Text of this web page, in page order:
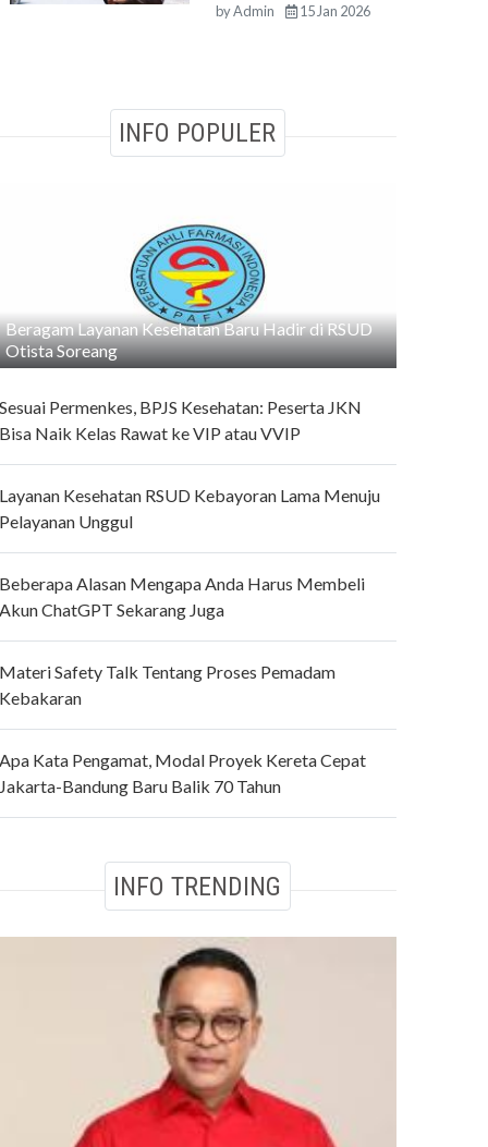
byAdmin 15 Jan 2026
INFO POPULER
Beragam Layanan Kesehatan Baru Hadir di RSUD
Otista Soreang
Permenkes, BPJS Kesehatan: Peserta JKN
Naik Kelas Rawat ke VIP atau VVIP
Kesehatan RSUD Kebayoran Lama Menuju
Unggul
Alasan Mengapa Anda Harus Membeli
ChatGPT Sekarang Juga
Safety Talk Tentang Proses Pemadam
Kata Pengamat, Modal Proyek Kereta Cepat
Bandung Baru Balik 70 Tahun
INFO TRENDING